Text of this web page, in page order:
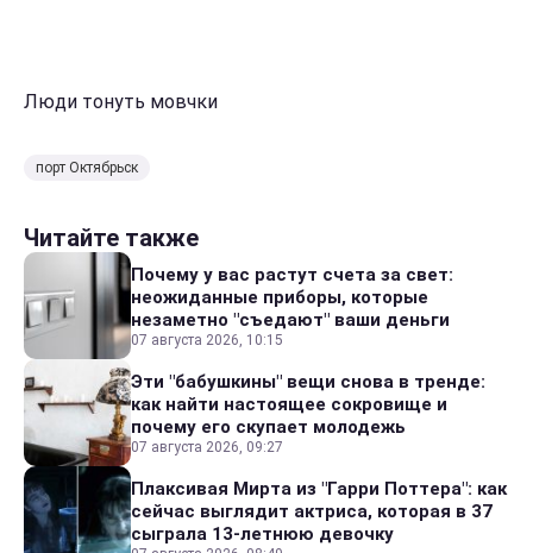
Люди тонуть мовчки
порт Октябрьск
Читайте также
Почему у вас растут счета за свет:
неожиданные приборы, которые
незаметно "съедают" ваши деньги
07 августа 2026, 10:15
Эти "бабушкины" вещи снова в тренде:
как найти настоящее сокровище и
почему его скупает молодежь
07 августа 2026, 09:27
Плаксивая Мирта из "Гарри Поттера": как
сейчас выглядит актриса, которая в 37
сыграла 13-летнюю девочку